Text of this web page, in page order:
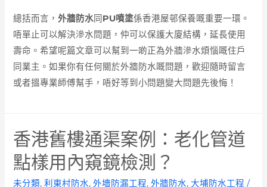
總括而言，外牆防水同 PU噴塗係香港屋邨保養嘅重要一環。
唔單止可以解決滲水問題，仲可以保護大廈結構，延長使用
壽命。希望呢篇文章可以幫到一啲正為外牆滲水煩惱嘅住戶
同業主。如果你有任何關於外牆防水嘅問題，歡迎隨時留言
或者搵專業師傅幫手，唔好等到小問題變大問題先後悔！
香港舊樓通渠案例：老化管道
點樣用內窺鏡檢測？
未分類,利東村防水,外墻防漏工程,外牆防水,大埔防水工程 /